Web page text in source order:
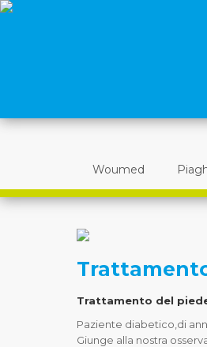
Woumed
Trattamento del
Paziente diabetico,di
Giunge alla nostra